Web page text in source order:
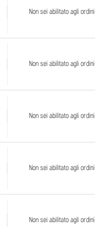
Non sei abilitato agli ordini
Non sei abilitato agli ordini
Non sei abilitato agli ordini
Non sei abilitato agli ordini
Non sei abilitato agli ordini